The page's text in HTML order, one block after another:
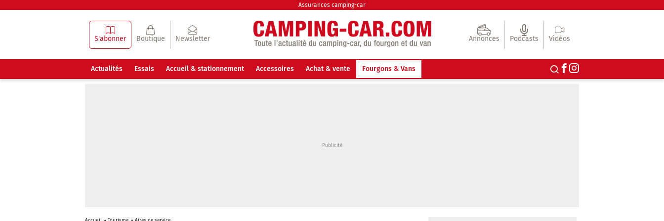
Assurances camping-car
S'abonner Boutique Newsletter Annonces Podcasts Vidéos
Actualités Essais Accueil & stationnement Accessoires Achat & vente Fourgons & Vans